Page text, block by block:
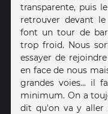
transparente, puis
retrouver devant
font un tour de
trop froid. Nous
essayer de
en face de nous
grandes voies... il
minimum. On a
dit qu'on va y aller